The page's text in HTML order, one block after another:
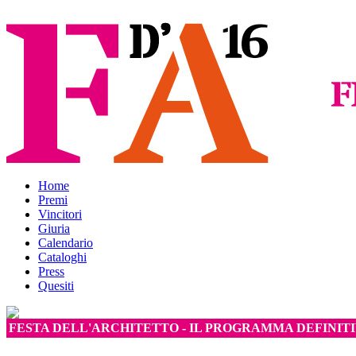
Home
Premi
Vincitori
Giuria
Calendario
Cataloghi
Press
Quesiti
FESTA DELL'ARCHITETTO - IL PROGRAMMA